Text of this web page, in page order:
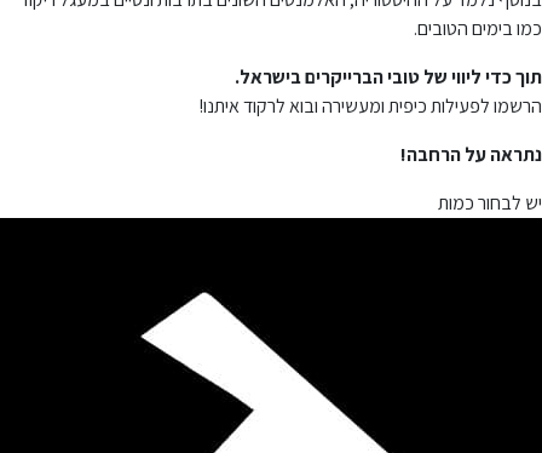
כמו בימים הטובים.
תוך כדי ליווי של טובי הברייקרים בישראל.
הרשמו לפעילות כיפית ומעשירה ובוא לרקוד איתנו!
נתראה על הרחבה!
יש לבחור כמות